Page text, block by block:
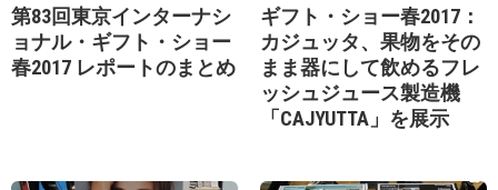
第83回東京インターナシ
ョナル・ギフト・ショー
春2017 レポートのまとめ
ギフト・ショー春2017：
カジュッタ、果物をその
まま器にして飲めるフレ
ッシュジュース製造機
「CAJYUTTA」を展示